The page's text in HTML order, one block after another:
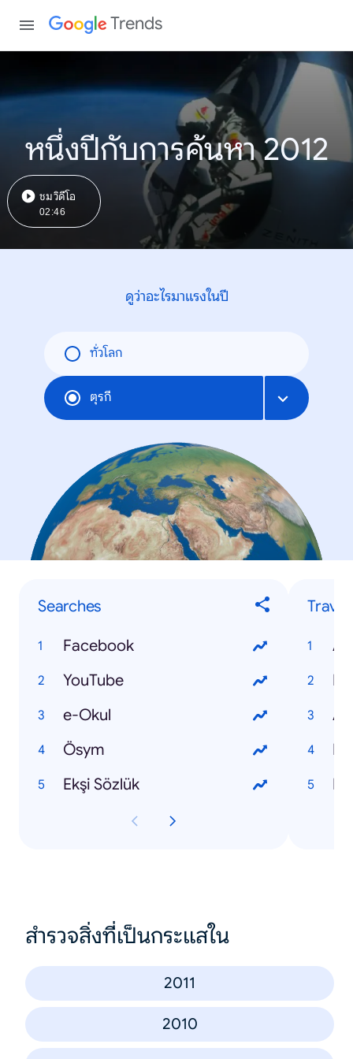
Trends
หนึ่งปีกับการค้นหา 2012
ชมวิดีโอ
02:46
ดูว่าอะไรมาแรงในปี
ทั่วโลก
ตุรกี
Searches
Facebook
YouTube
e-Okul
Ösym
Ekşi Sözlük
สำรวจสิ่งที่เป็นกระแสใน
2011
2010